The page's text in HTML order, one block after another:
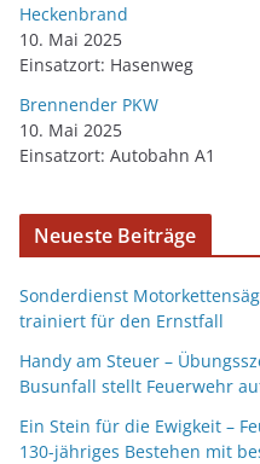
Heckenbrand
10. Mai 2025
Einsatzort: Hasenweg
Brennender PKW
10. Mai 2025
Einsatzort: Autobahn A1
Neueste Beiträge
Sonderdienst
trainiert für den Ernstfall
Handy am Steuer –
Busunfall stellt Feuerwehr
Ein Stein für die Ewigkeit –
130-jähriges Bestehen mit